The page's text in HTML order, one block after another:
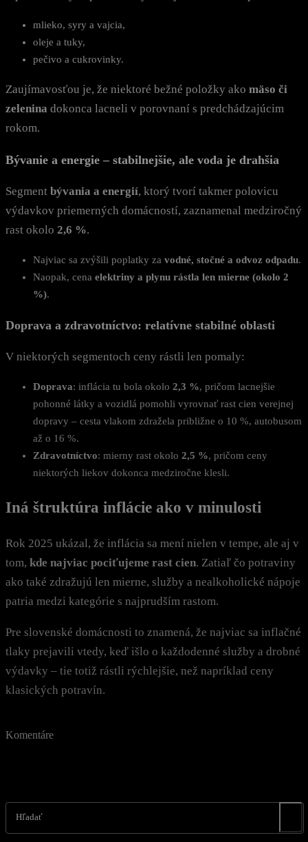
mlieko, syry a vajcia,
oleje a tuky,
pečivo a cukrovinky.
Zaujímavosťou je, že niektoré bežné položky ako mäso či
zelenina dokonca lacneli v porovnaní s predchádzajúcim
rokom.
Bývanie a energie – stabilnejšie, ale voda je drahšia
Segment bývania a energií, ktorý tvorí takmer polovicu
výdavkov priemerných domácností, zaznamenal medziročný
rast okolo 2,6 %.
Najviac sa zvýšili poplatky za vodné, stočné a odvoz odpadu.
Naopak, cena elektriny a plynu rástla len mierne (okolo 2
%).
Doprava a zdravotníctvo: relatívne stabilné oblasti
V niektorých segmentoch ceny rástli len pomaly:
Doprava: inflácia tu bola okolo 2,3 %, pričom lacnejšie
pohonné látky a vozidlá pomohli vyrovnať rast cien verejnej
dopravy – cesta vlakom zdražela približne o 10 %, autobusom
až o 16 %.
Zdravotníctvo: mierny rast okolo 2,5 %, pričom ceny
niektorých liekov dokonca medziročne klesli.
Iná štruktúra inflácie ako v minulosti
Rok 2025 ukázal, že inflácia sa mení nielen v tempe, ale aj v
tom, kde najviac pociťujeme rast cien. Zatiaľ čo potraviny
ako také zdražujú len mierne, služby a nealkoholické nápoje
patria medzi kategórie s najprudším rastom.
Pre slovenské domácnosti to znamená, že najviac sa inflačné
tlaky prejavili vtedy, keď išlo o každodenné služby a drobné
výdavky – tie totiž rástli rýchlejšie, než napríklad ceny
klasických potravín.
Komentáre
Hľadať